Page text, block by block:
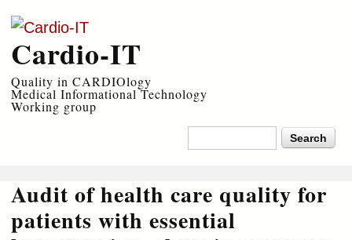
content
Cardio-IT
Quality in CARDIOlogy
Medical Informational Technology
Working group
Search form
Audit of health care quality for
patients with essential